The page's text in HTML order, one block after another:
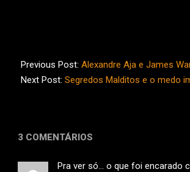
04-
23
Previous Post: Alexandre Aja e James
Next Post: Segredos Malditos e o medo
3 COMENTÁRIOS
Pra ver só… o que foi encarado